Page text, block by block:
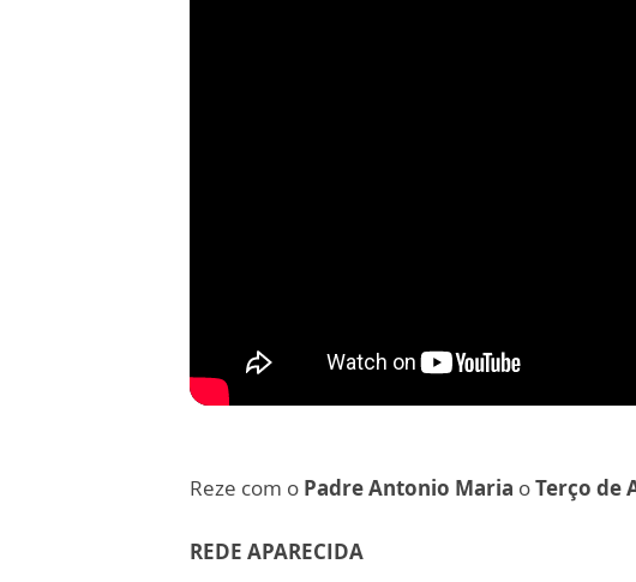
Reze com o Padre Antonio Maria oTerço de
REDE APARECIDA